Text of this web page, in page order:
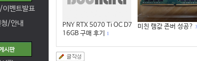
이벤트발표
/안내
PNY RTX 5070 Ti OC D7
16GB 구매 후기
1
미친 램값 존버 성공? 3